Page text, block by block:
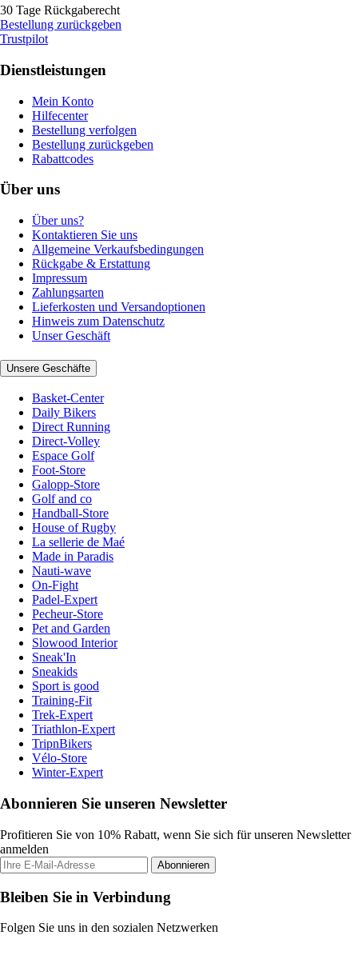
30 Tage Rückgaberecht
Bestellung zurückgeben
Trustpilot
Dienstleistungen
Mein Konto
Hilfecenter
Bestellung verfolgen
Bestellung zurückgeben
Rabattcodes
Über uns
Über uns?
Kontaktieren Sie uns
Allgemeine Verkaufsbedingungen
Rückgabe & Erstattung
Impressum
Zahlungsarten
Lieferkosten und Versandoptionen
Hinweis zum Datenschutz
Unser Geschäft
Unsere Geschäfte
Basket-Center
Daily Bikers
Direct Running
Direct-Volley
Espace Golf
Foot-Store
Galopp-Store
Golf and co
Handball-Store
House of Rugby
La sellerie de Maé
Made in Paradis
Nauti-wave
On-Fight
Padel-Expert
Pecheur-Store
Pet and Garden
Slowood Interior
Sneak'In
Sneakids
Sport is good
Training-Fit
Trek-Expert
Triathlon-Expert
TripnBikers
Vélo-Store
Winter-Expert
Abonnieren Sie unseren Newsletter
Profitieren Sie von 10% Rabatt, wenn Sie sich für unseren Newsletter
anmelden
Abonnieren
Bleiben Sie in Verbindung
Folgen Sie uns in den sozialen Netzwerken